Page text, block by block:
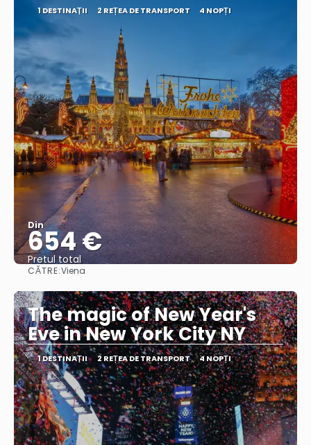
1 DESTINAŢII 2 REȚEA DE TRANSPORT 4 NOPȚI
Din
654 €
Pretul total
CĂTRE:Viena
The magic of New Year's
Eve in New York City NY
1 DESTINAŢII 2 REȚEA DE TRANSPORT 4 NOPȚI